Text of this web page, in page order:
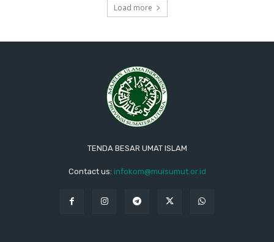
Load more
TENDA BESAR UMAT ISLAM
Contact us: infokom@muisumut.or.id